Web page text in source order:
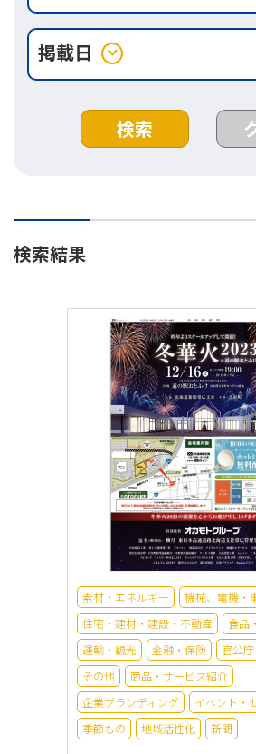
掲載日 expand_more
検索
検索結果
素材・エネルギー
機械、電機・
住宅・建材・建設・不動産
食品
運輸・観光
金融・保険
官公
その他
商品・サービス紹介
企業ブランディング
イベント・
季節もの
地域活性化 新聞